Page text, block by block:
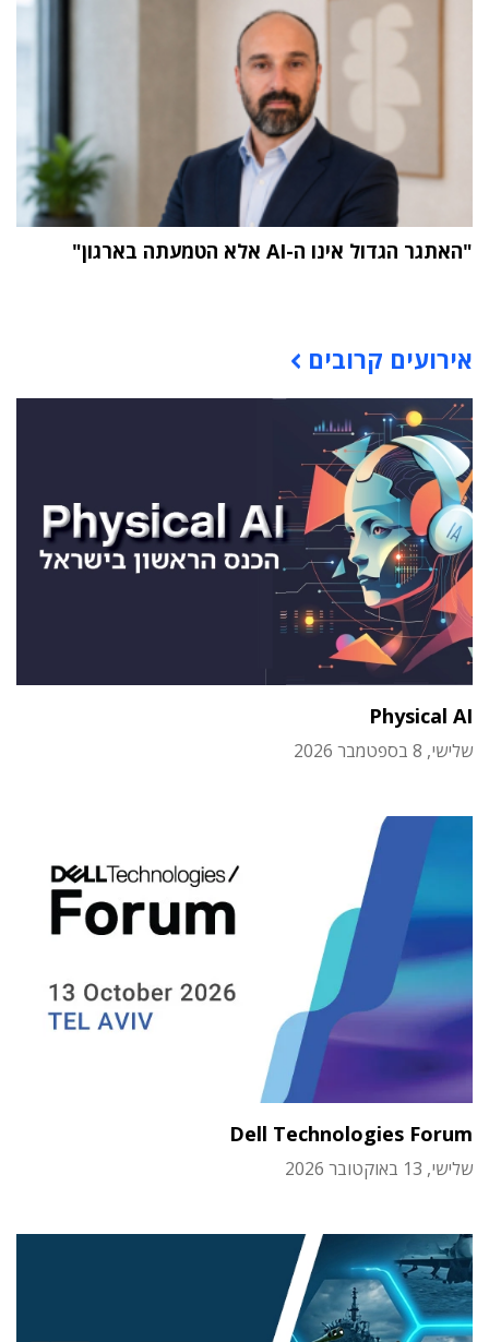
"האתגר הגדול אינו ה-AI אלא הטמעתה בארגון"
אירועים קרובים
Physical AI
שלישי, 8 בספטמבר 2026
Dell Technologies Forum
שלישי, 13 באוקטובר 2026